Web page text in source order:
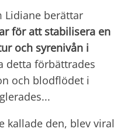
Lidiane berättar
för att stabilisera en
och syrenivån i
detta förbättrades
och blodflödet i
kallade den, blev viral